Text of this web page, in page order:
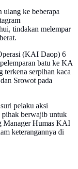
ke beberapa
tindakan melempar
(KAI Daop) 6
batu ke KA
terkena serpihan kaca
Srowot pada
pelaku aksi
pihak berwajib untuk
Manager Humas KAI
keterangannya di